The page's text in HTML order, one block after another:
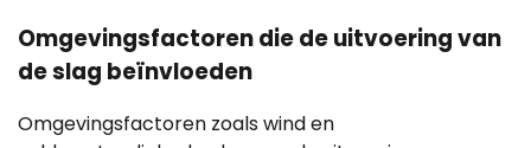
Omgevingsfactoren die de uitvoering van
de slag beïnvloeden
Omgevingsfactoren zoals wind en